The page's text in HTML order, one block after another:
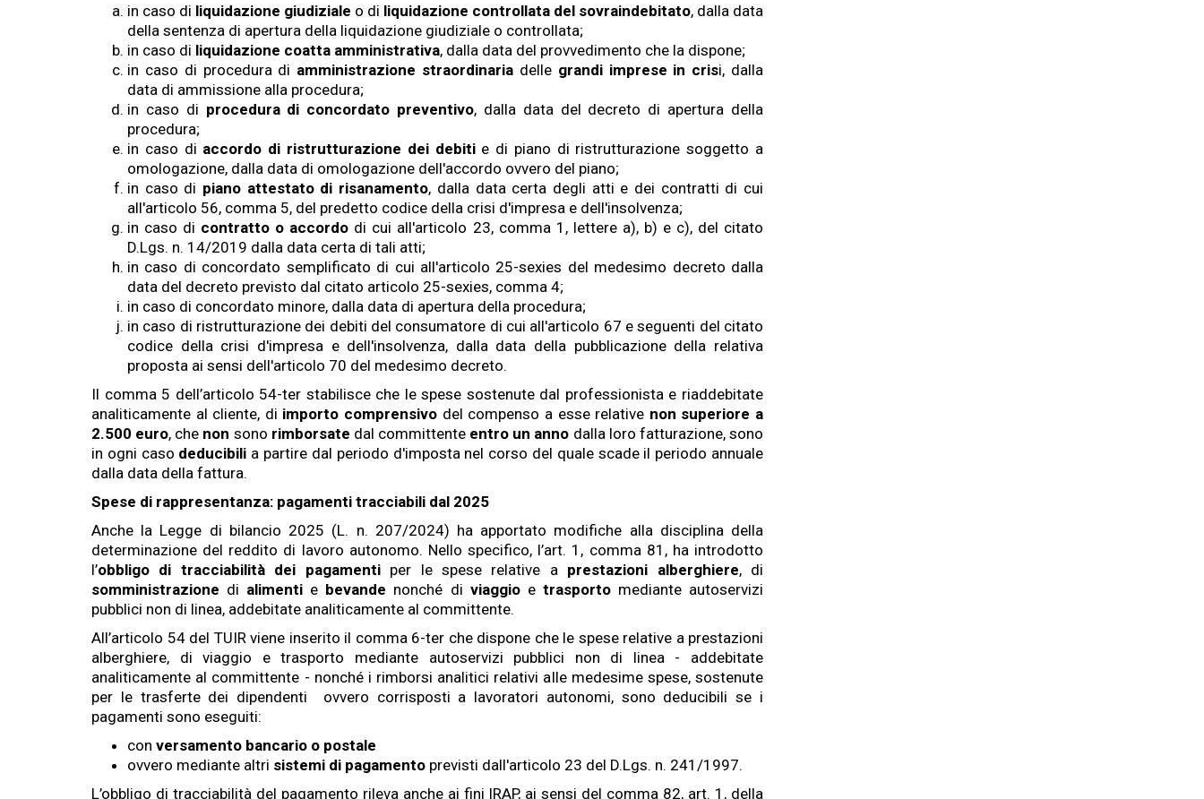
in caso di liquidazione giudiziale o di liquidazione controllata del sovraindebitato, dalla data
della sentenza di apertura della liquidazione giudiziale o controllata;
in caso di liquidazione coatta amministrativa, dalla data del provvedimento che la dispone;
in caso di procedura di amministrazione straordinaria delle grandi imprese in crisi, dalla
data di ammissione alla procedura;
in caso di procedura di concordato preventivo, dalla data del decreto di apertura della
procedura;
in caso di accordo di ristrutturazione dei debitie di piano di ristrutturazione soggetto a
omologazione, dalla data di omologazione dell'accordo ovvero del piano;
in caso di piano attestato di risanamento, dalla data certa degli atti e dei contratti di cui
all'articolo 56, comma 5, del predetto codice della crisi d'impresa e dell'insolvenza;
in caso di contratto o accordo di cui all'articolo 23, comma 1, lettere a), b) e c), del citato
D.Lgs. n. 14/2019 dalla data certa di tali atti;
in caso di concordato semplificato di cui all'articolo 25-sexies del medesimo decreto dalla
data del decreto previsto dal citato articolo 25-sexies, comma 4;
in caso di concordato minore, dalla data di apertura della procedura;
in caso di ristrutturazione dei debiti del consumatore di cui all'articolo 67 e seguenti del citato
codice della crisi d'impresa e dell'insolvenza, dalla data della pubblicazione della relativa
proposta ai sensi dell'articolo 70 del medesimo decreto.
Il comma 5 dell’articolo 54-ter stabilisce che le spese sostenute dal professionista e riaddebitate
analiticamente al cliente, di importo comprensivo del compenso a esse relative non superiore a
2.500 euro, che non sono rimborsate dal committente entro un anno dalla loro fatturazione, sono
in ogni caso deducibili a partire dal periodo d'imposta nel corso del quale scade il periodo annuale
dalla data della fattura.
Spese di rappresentanza: pagamenti tracciabili dal 2025
Anche la Legge di bilancio 2025 (L. n. 207/2024) ha apportato modifiche alla disciplina della
determinazione del reddito di lavoro autonomo. Nello specifico, l’art. 1, comma 81, ha introdotto
l’obbligo di tracciabilità dei pagamentiper le spese relative a prestazioni alberghiere, di
somministrazione di alimenti e bevande nonché di viaggioe trasportomediante autoservizi
pubblici non di linea, addebitate analiticamente al committente.
All’articolo 54 del TUIR viene inserito il comma 6-ter che dispone che le spese relative a prestazioni
alberghiere, di viaggio e trasporto mediante autoservizi pubblici non di linea - addebitate
analiticamente al committente - nonché i rimborsi analitici relativi alle medesime spese, sostenute
per le trasferte dei dipendenti ovvero corrisposti a lavoratori autonomi, sono deducibili se i
pagamenti sono eseguiti:
con versamento bancario o postale
ovvero mediante altri sistemi di pagamento previsti dall'articolo 23 del D.Lgs. n. 241/1997.
L’obbligo di tracciabilità del pagamento rileva anche ai fini IRAP, ai sensi del comma 82, art. 1, della